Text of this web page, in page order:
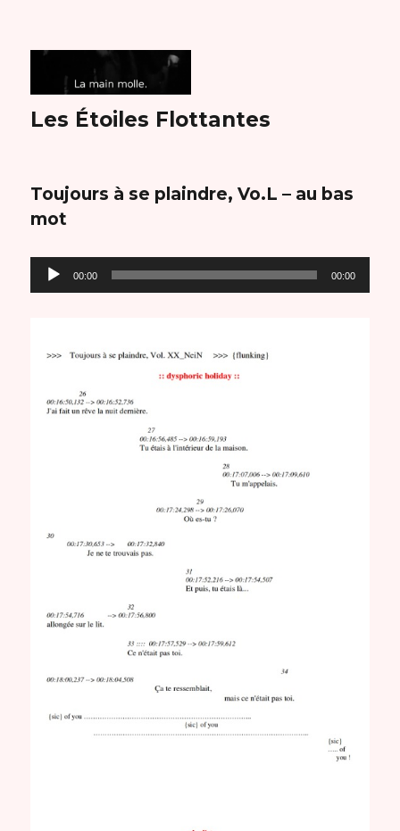
Les Étoiles Flottantes
Toujours à se plaindre, Vo.L – au bas
mot
Lecteur
audio
00:00 00:00